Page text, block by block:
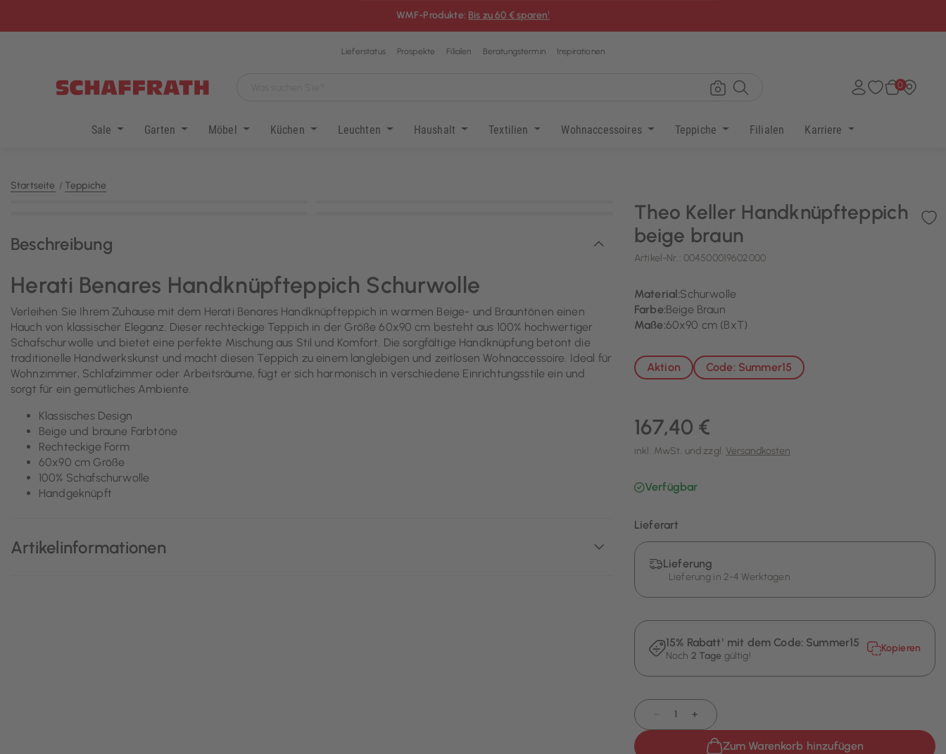
WMF-Produkte: Bis zu 60 € sparen¹
Lieferstatus Prospekte Filialen Beratungstermin Inspirationen
0
Sale Garten Möbel Küchen Leuchten Haushalt Textilien Wohnaccessoires Teppiche Filialen Karriere
Startseite Teppiche
Beschreibung
Herati Benares Handknüpfteppich Schurwolle
Verleihen Sie Ihrem Zuhause mit dem Herati Benares Handknüpfteppich in warmen Beige- und Brauntönen einen
Hauch von klassischer Eleganz. Dieser rechteckige Teppich in der Größe 60x90 cm besteht aus 100% hochwertiger
Schafschurwolle und bietet eine perfekte Mischung aus Stil und Komfort. Die sorgfältige Handknüpfung betont die
traditionelle Handwerkskunst und macht diesen Teppich zu einem langlebigen und zeitlosen Wohnaccessoire. Ideal für
Wohnzimmer, Schlafzimmer oder Arbeitsräume, fügt er sich harmonisch in verschiedene Einrichtungsstile ein und
sorgt für ein gemütliches Ambiente.
Klassisches Design
Beige und braune Farbtöne
Rechteckige Form
60x90 cm Größe
100% Schafschurwolle
Handgeknüpft
Artikelinformationen
Theo Keller Handknüpfteppich
beige braun
Artikel-Nr.: 004500019602000
Material:Schurwolle
Farbe:Beige Braun
Maße:60x90 cm (BxT)
Aktion Code: Summer15
167,40 €
inkl. MwSt. und zzgl. Versandkosten
Verfügbar
Lieferart
Lieferung
Lieferung in 2-4 Werktagen
15% Rabatt¹ mit dem Code: Summer15
Noch 2 Tage gültig!
Kopieren
+
Zum Warenkorb hinzufügen